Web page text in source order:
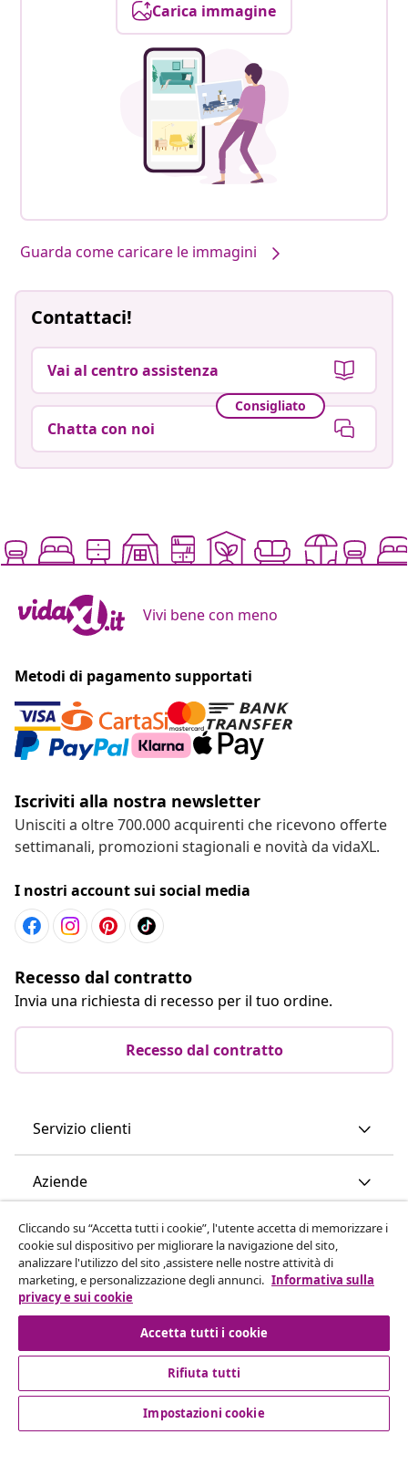
Carica immagine
Guarda come caricare le immagini
Contattaci!
Vai al centro assistenza
Consigliato
Chatta con noi
Vivi bene con meno
Metodi di pagamento supportati
Iscriviti alla nostra newsletter
Unisciti a oltre 700.000 acquirenti che ricevono offerte
settimanali, promozioni stagionali e novità da vidaXL.
I nostri account sui social media
Recesso dal contratto
Invia una richiesta di recesso per il tuo ordine.
Recesso dal contratto
Servizio clienti
Aziende
vidaXL
Scopri di più
© 2008-2026 vidaXL www.vidaxl.it è un negozio online di
Cliccando su “Accetta tutti i cookie”, l'utente accetta di memorizzare i
cookie sul dispositivo per migliorare la navigazione del sito,
analizzare l'utilizzo del sito ,assistere nelle nostre attività di
marketing, e personalizzazione degli annunci. Informativa sulla
privacy e sui cookie
Accetta tutti i cookie
Rifiuta tutti
Impostazioni cookie